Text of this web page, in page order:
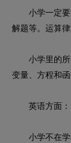
小学一定要注
解题等。运算
小学里的所有
变量、方程和函
英语方面：
小学不在学